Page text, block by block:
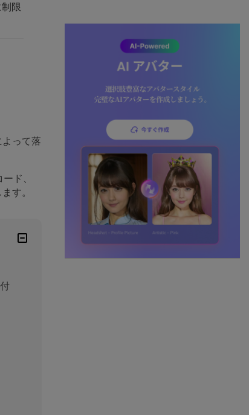
限
って落
ド、
す。